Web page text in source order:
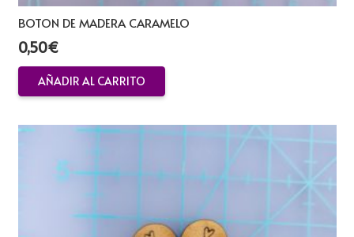
BOTON DE MADERA CARAMELO
0,50€
AÑADIR AL CARRITO